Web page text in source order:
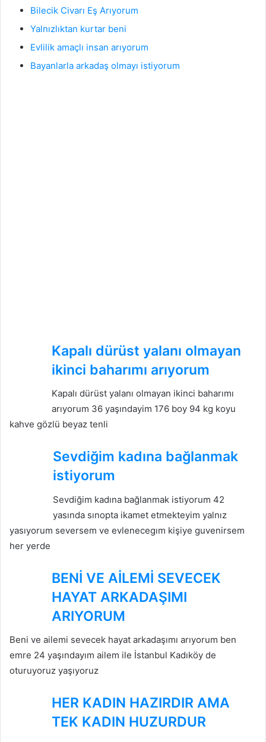
Bilecik Civarı Eş Arıyorum
Yalnızlıktan kurtar beni
Evlilik amaçlı insan arıyorum
Bayanlarla arkadaş olmayı istiyorum
Kapalı dürüst yalanı olmayan
ikinci baharımı arıyorum
Kapalı dürüst yalanı olmayan ikinci baharımı
arıyorum 36 yaşındayim 176 boy 94 kg koyu
kahve gözlü beyaz tenli
Sevdiğim kadına bağlanmak
istiyorum
Sevdiğim kadına bağlanmak istiyorum 42
yasında sınopta ikamet etmekteyim yalnız
yasıyorum seversem ve evlenecegım kişiye guvenirsem
her yerde
BENİ VE AİLEMİ SEVECEK
HAYAT ARKADAŞIMI
ARIYORUM
Beni ve ailemi sevecek hayat arkadaşımı arıyorum ben
emre 24 yaşındayım ailem ile İstanbul Kadıköy de
oturuyoruz yaşıyoruz
HER KADIN HAZIRDIR AMA
TEK KADIN HUZURDUR